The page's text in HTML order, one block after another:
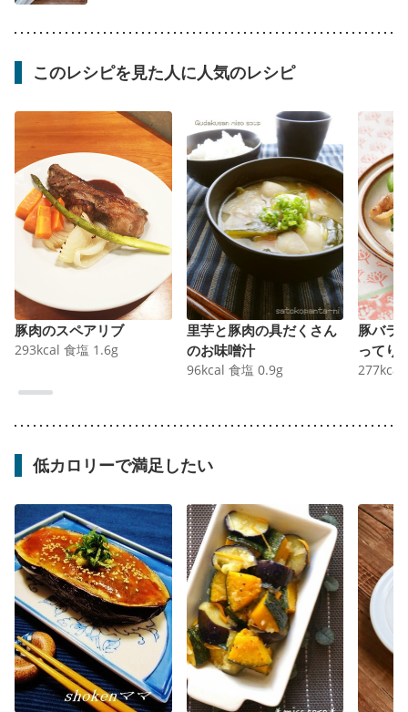
このレシピを見た人に人気のレシピ
豚肉のスペアリブ
293kcal 食塩 1.6g
里芋と豚肉の具だくさん
のお味噌汁
96kcal 食塩 0.9g
豚バラ
ってり
277kcal
低カロリーで満足したい